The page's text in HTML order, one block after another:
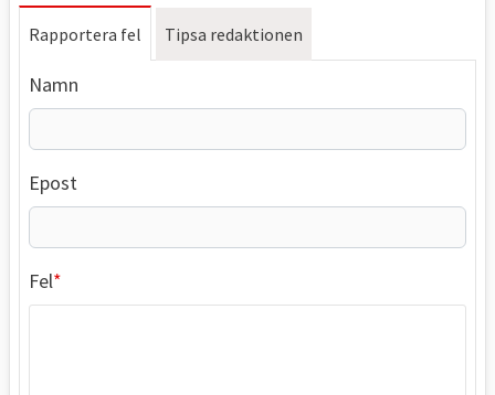
Rapportera fel Tipsa redaktionen
Namn
Epost
Fel